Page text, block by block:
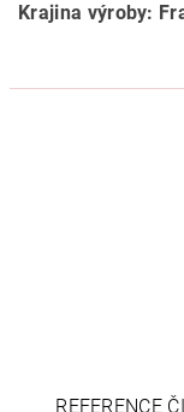
Krajina výroby:
REFERENCE